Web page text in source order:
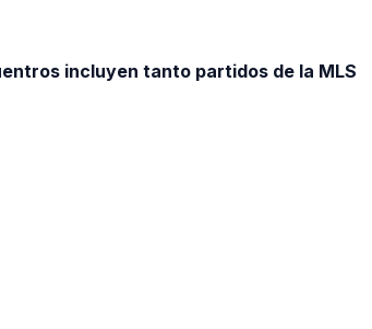
incluyen tanto partidos de la MLS